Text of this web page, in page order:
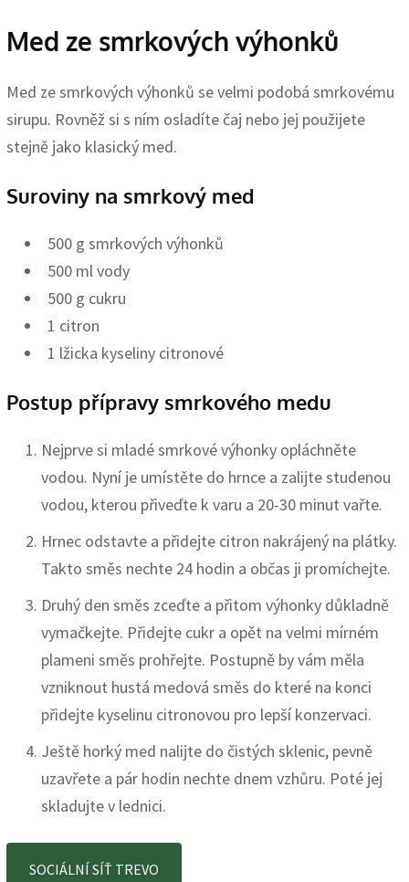
Med ze smrkových výhonků
Med ze smrkových výhonků se velmi podobá smrkovému
sirupu. Rovněž si s ním osladíte čaj nebo jej použijete
stejně jako klasický med.
Suroviny na smrkový med
500 g smrkových výhonků
500 ml vody
500 g cukru
1 citron
1 lžicka kyseliny citronové
Postup přípravy smrkového medu
Nejprve si mladé smrkové výhonky opláchněte
vodou. Nyní je umístěte do hrnce a zalijte studenou
vodou, kterou přiveďte k varu a 20-30 minut vařte.
Hrnec odstavte a přidejte citron nakrájený na plátky.
Takto směs nechte 24 hodin a občas ji promíchejte.
Druhý den směs zceďte a přitom výhonky důkladně
vymačkejte. Přidejte cukr a opět na velmi mírném
plameni směs prohřejte. Postupně by vám měla
vzniknout hustá medová směs do které na konci
přidejte kyselinu citronovou pro lepší konzervaci.
Ještě horký med nalijte do čistých sklenic, pevně
uzavřete a pár hodin nechte dnem vzhůru. Poté jej
skladujte v lednici.
SOCIÁLNÍ SÍŤ TREVO